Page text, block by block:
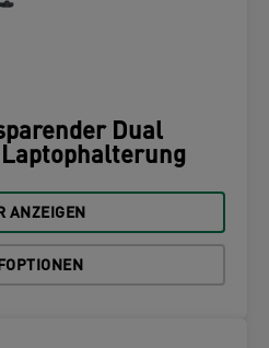
Dual
ANZEIGEN